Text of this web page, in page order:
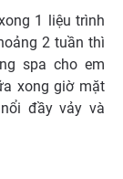
1 liệu trình
2 tuần thì
spa cho em
xong giờ mặt
đầy vảy và